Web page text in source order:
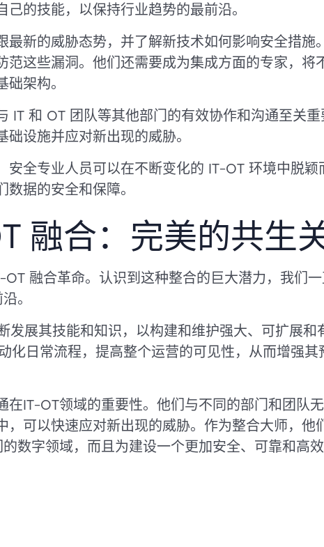
的技能，以保持行业趋势的最前沿。
最新的威胁态势，并了解新技术如何影响安全措施
范这些漏洞。他们还需要成为集成方面的专家，将
架构。
IT 和 OT 团队等其他部门的有效协作和沟通至关
设施并应对新出现的威胁。
安全专业人员可以在不断变化的 IT-OT 环境中脱颖
据的安全和保障。
融合：完美的共生
融合革命。认识到这种整合的巨大潜力，我们
。
发展其技能和知识，以构建和维护强大、可扩展和
化日常流程，提高整个运营的可见性，从而增强其
在IT-OT领域的重要性。他们与不同的部门和团队
，可以快速应对新出现的威胁。作为整合大师，他
数字领域，而且为建设一个更加安全、可靠和高